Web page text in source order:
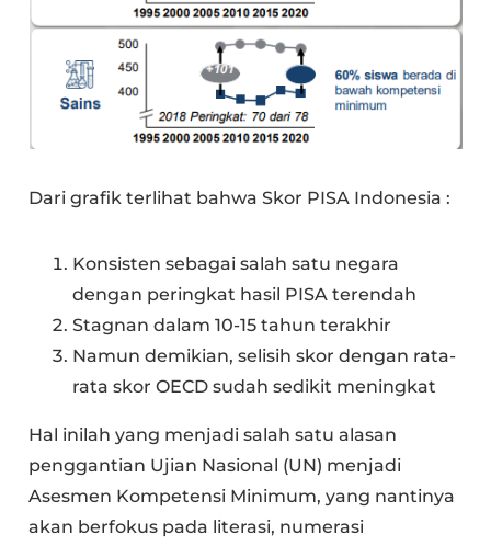
Dari grafik terlihat bahwa Skor PISA Indonesia :
Konsisten sebagai salah satu negara
dengan peringkat hasil PISA terendah
Stagnan dalam 10-15 tahun terakhir
Namun demikian, selisih skor dengan rata-
rata skor OECD sudah sedikit meningkat
Hal inilah yang menjadi salah satu alasan
penggantian Ujian Nasional (UN) menjadi
Asesmen Kompetensi Minimum, yang nantinya
akan berfokus pada literasi, numerasi